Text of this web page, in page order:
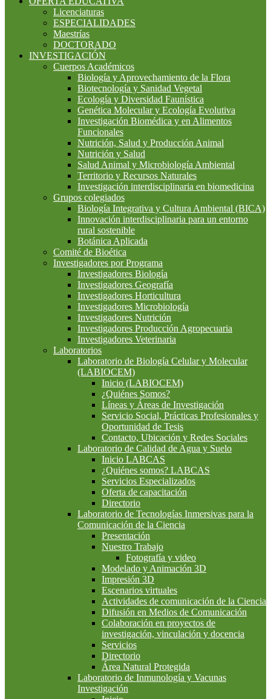
Licenciaturas
ESPECIALIDADES
Maestrías
DOCTORADO
INVESTIGACIÓN
Cuerpos Académicos
Biología y Aprovechamiento de la Flora
Biotecnología y Sanidad Vegetal
Ecología y Diversidad Faunística
Genética Molecular y Ecología Evolutiva
Investigación Biomédica y en Alimentos
Funcionales
Nutrición, Salud y Producción Animal
Nutrición y Salud
Salud Animal y Microbiología Ambiental
Territorio y Recursos Naturales
Investigación interdisciplinaria en biomedicina
Grupos colegiados
Biología Integrativa y Cultura Ambiental (BICA)
Innovación interdisciplinaria para un entorno
rural sostenible
Botánica Aplicada
Comité de Bioética
Investigadores por Programa
Investigadores Biología
Investigadores Geografía
Investigadores Horticultura
Investigadores Microbiología
Investigadores Nutrición
Investigadores Producción Agropecuaria
Investigadores Veterinaria
Laboratorios
Laboratorio de Biología Celular y Molecular
(LABIOCEM)
Inicio (LABIOCEM)
¿Quiénes Somos?
Líneas y Áreas de Investigación
Servicio Social, Prácticas Profesionales y
Oportunidad de Tesis
Contacto, Ubicación y Redes Sociales
Laboratorio de Calidad de Agua y Suelo
Inicio LABCAS
¿Quiénes somos? LABCAS
Servicios Especializados
Oferta de capacitación
Directorio
Laboratorio de Tecnologías Inmersivas para la
Comunicación de la Ciencia
Presentación
Nuestro Trabajo
Fotografía y video
Modelado y Animación 3D
Impresión 3D
Escenarios virtuales
Actividades de comunicación de la Ciencia
Difusión en Medios de Comunicación
Colaboración en proyectos de
investigación, vinculación y docencia
Servicios
Directorio
Área Natural Protegida
Laboratorio de Inmunología y Vacunas
Investigación